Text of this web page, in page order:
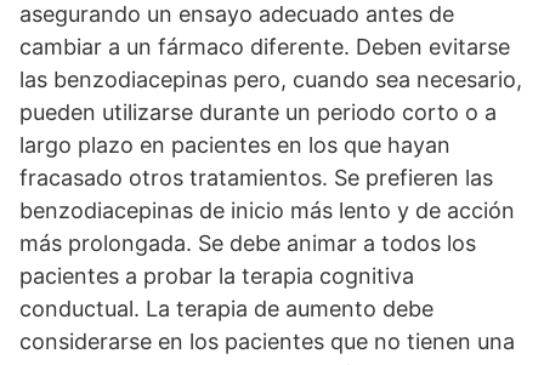
asegurando un ensayo adecuado antes de
cambiar a un fármaco diferente. Deben evitarse
las benzodiacepinas pero, cuando sea necesario,
pueden utilizarse durante un periodo corto o a
largo plazo en pacientes en los que hayan
fracasado otros tratamientos. Se prefieren las
benzodiacepinas de inicio más lento y de acción
más prolongada. Se debe animar a todos los
pacientes a probar la terapia cognitiva
conductual. La terapia de aumento debe
considerarse en los pacientes que no tienen una